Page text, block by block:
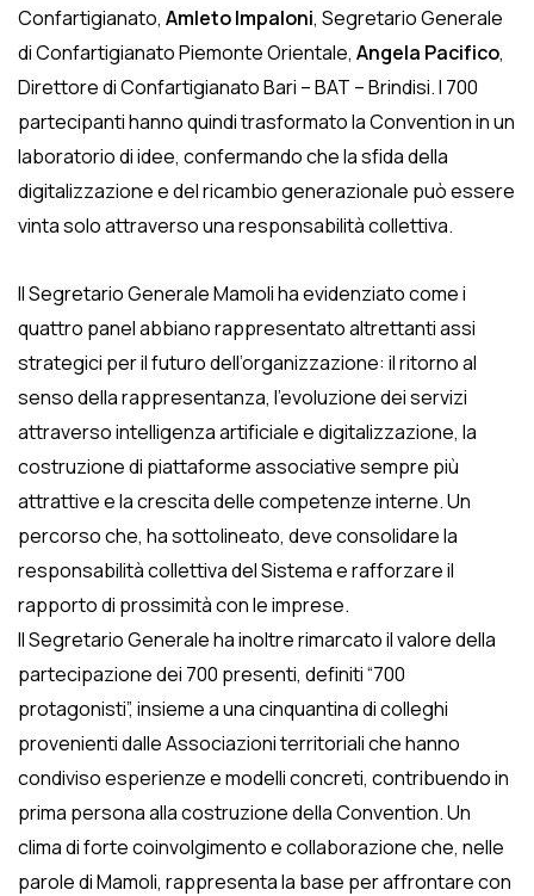
Confartigianato, Amleto Impaloni, Segretario Generale
di Confartigianato Piemonte Orientale, Angela Pacifico,
Direttore di Confartigianato Bari – BAT – Brindisi. I 700
partecipanti hanno quindi trasformato la Convention in un
laboratorio di idee, confermando che la sfida della
digitalizzazione e del ricambio generazionale può essere
vinta solo attraverso una responsabilità collettiva.
Il Segretario Generale Mamoli ha evidenziato come i
quattro panel abbiano rappresentato altrettanti assi
strategici per il futuro dell’organizzazione: il ritorno al
senso della rappresentanza, l’evoluzione dei servizi
attraverso intelligenza artificiale e digitalizzazione, la
costruzione di piattaforme associative sempre più
attrattive e la crescita delle competenze interne. Un
percorso che, ha sottolineato, deve consolidare la
responsabilità collettiva del Sistema e rafforzare il
rapporto di prossimità con le imprese.
Il Segretario Generale ha inoltre rimarcato il valore della
partecipazione dei 700 presenti, definiti “700
protagonisti”, insieme a una cinquantina di colleghi
provenienti dalle Associazioni territoriali che hanno
condiviso esperienze e modelli concreti, contribuendo in
prima persona alla costruzione della Convention. Un
clima di forte coinvolgimento e collaborazione che, nelle
parole di Mamoli, rappresenta la base per affrontare con